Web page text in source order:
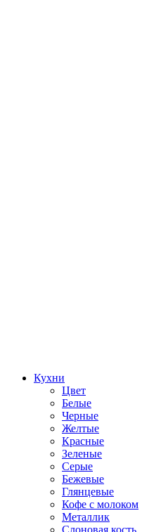
Кухни
Цвет
Белые
Черные
Желтые
Красные
Зеленые
Серые
Бежевые
Глянцевые
Кофе с молоком
Металлик
Слоновая кость